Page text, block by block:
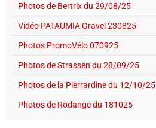
Photos de Bertrix du 29/08/25
Vidéo PATAUMIA Gravel 230825
Photos PromoVélo 070925
Photos de Strassen du 28/09/25
Photos de la Pierrardine du 12/10/25
Photos de Rodange du 181025